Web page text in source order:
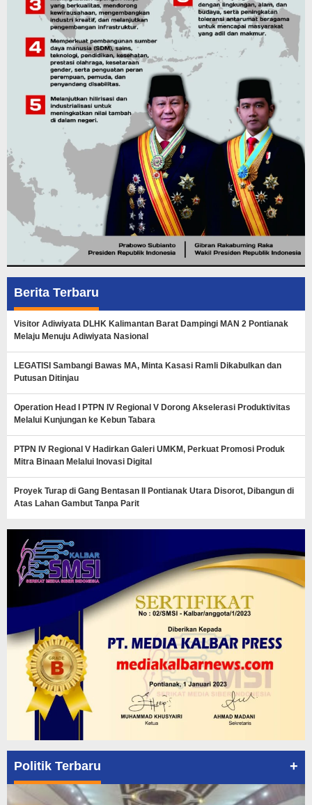
Berita Terbaru
Visitor Adiwiyata DLHK Kalimantan Barat Dampingi MAN 2 Pontianak
Melaju Menuju Adiwiyata Nasional
LEGATISI Sambangi Bawas MA, Minta Kasasi Ramli Dikabulkan dan
Putusan Ditinjau
Operation Head I PTPN IV Regional V Dorong Akselerasi Produktivitas
Melalui Kunjungan ke Kebun Tabara
PTPN IV Regional V Hadirkan Galeri UMKM, Perkuat Promosi Produk
Mitra Binaan Melalui Inovasi Digital
Proyek Turap di Gang Bentasan II Pontianak Utara Disorot, Dibangun di
Atas Lahan Gambut Tanpa Parit
Politik Terbaru +